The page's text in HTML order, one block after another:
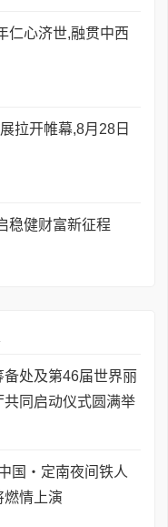
心济世,融贯中西
拉开帷幕,8月28日
稳健财富新征程
备处及第46届世界丽
共同启动仪式圆满举
国・定南夜间铁人
燃情上演